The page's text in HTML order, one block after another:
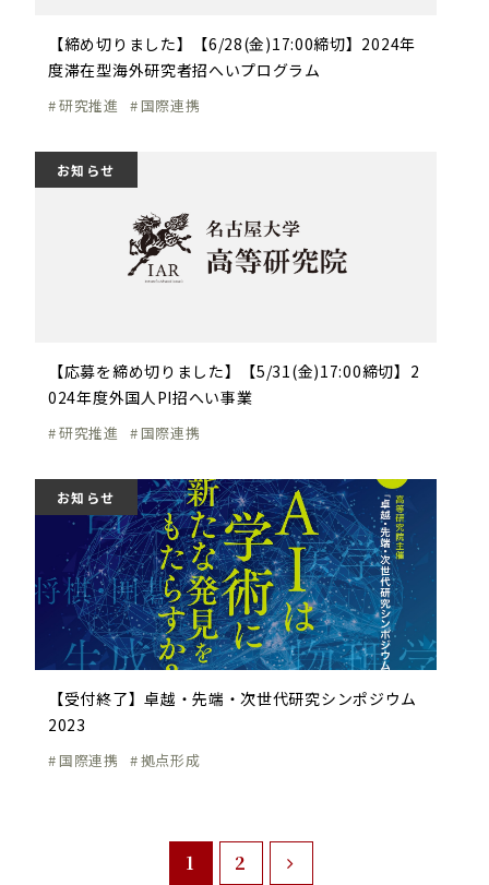
【締め切りました】【6/28(金)17:00締切】2024年
度滞在型海外研究者招へいプログラム
研究推進 国際連携
お知らせ
【応募を締め切りました】【5/31(金)17:00締切】2
024年度外国人PI招へい事業
研究推進 国際連携
お知らせ
【受付終了】卓越・先端・次世代研究シンポジウム
2023
国際連携 拠点形成
1 2